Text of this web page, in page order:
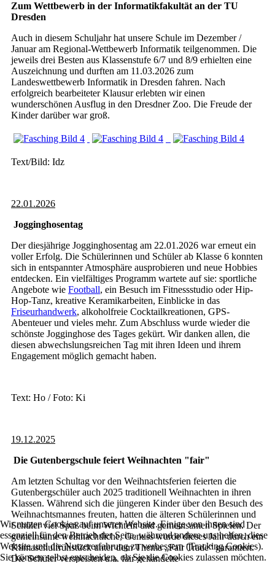
Zum Wettbewerb in der Informatikfakultät an der TU
Dresden
Auch in diesem Schuljahr hat unsere Schule im Dezember /
Januar am Regional-Wettbewerb Informatik teilgenommen. Die
jeweils drei Besten aus Klassenstufe 6/7 und 8/9 erhielten eine
Auszeichnung und durften am 11.03.2026 zum
Landeswettbewerb Informatik in Dresden fahren. Nach
erfolgreich bearbeiteter Klausur erlebten wir einen
wunderschönen Ausflug in den Dresdner Zoo. Die Freude der
Kinder darüber war groß.
Text/Bild: Idz
22.01.2026
Jogginghosentag
Der diesjährige Jogginghosentag am 22.01.2026 war erneut ein
voller Erfolg. Die Schülerinnen und Schüler ab Klasse 6 konnten
sich in entspannter Atmosphäre ausprobieren und neue Hobbies
entdecken. Ein vielfältiges Programm wartete auf sie: sportliche
Angebote wie Football, ein Besuch im Fitnessstudio oder Hip-
Hop-Tanz, kreative Keramikarbeiten, Einblicke in das
Friseurhandwerk, alkoholfreie Cocktailkreationen, GPS-
Abenteuer und vieles mehr. Zum Abschluss wurde wieder die
schönste Jogginghose des Tages gekürt. Wir danken allen, die
diesen abwechslungsreichen Tag mit ihren Ideen und ihrem
Engagement möglich gemacht haben.
Text: Ho / Foto: Ki
19.12.2025
Die Gutenbergschule feiert Weihnachten "fair"
Am letzten Schultag vor den Weihnachtsferien feierten die
Gutenbergschüler auch 2025 traditionell Weihnachten in ihren
Klassen. Während sich die jüngeren Kinder über den Besuch des
Weihnachtsmannes freuten, hatten die älteren Schülerinnen und
Schüler viel Spaß beim Wichteln und gemeinsamen Spielen. Der
gemeinsame weihnachtliche, Genuss wurde dieses Jahr durch ein
Klimaschulfrühstück unter dem Thema „Fair Trade“ garantiert.
Die Schüler verspeisten u.a. fair gehandelte
Wir nutzen Cookies auf unserer Website. Einige von ihnen sind
essenziell für den Betrieb der Seite, während andere uns helfen, diese
Website und die Nutzererfahrung zu verbessern (Tracking Cookies).
Sie können selbst entscheiden, ob Sie die Cookies zulassen möchten.